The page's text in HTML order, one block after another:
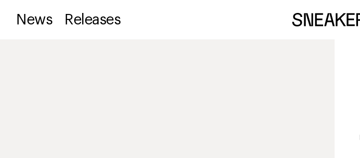
News Releases